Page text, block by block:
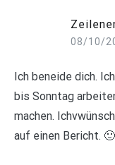
08/10/
Ich beneide dich.
bis Sonntag
machen.
auf einen Bericht. 🙂